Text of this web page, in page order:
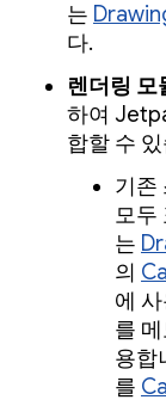
는
다.
렌더링 모
하여
합할 수
기존
모두
는
의
에
를
용합
를